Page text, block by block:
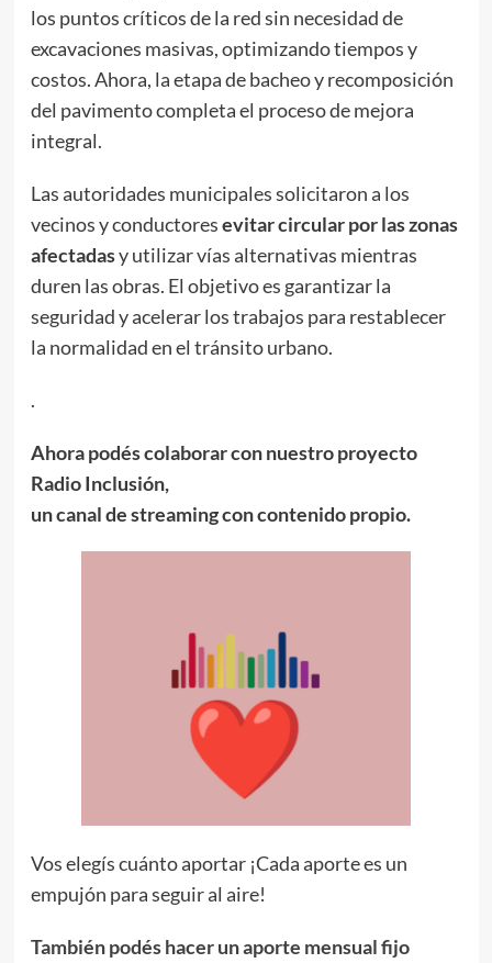
los puntos críticos de la red sin necesidad de
excavaciones masivas, optimizando tiempos y
costos. Ahora, la etapa de bacheo y recomposición
del pavimento completa el proceso de mejora
integral.
Las autoridades municipales solicitaron a los
vecinos y conductoresevitar circular por las zonas
afectadasy utilizar vías alternativas mientras
duren las obras. El objetivo es garantizar la
seguridad y acelerar los trabajos para restablecer
la normalidad en el tránsito urbano.
.
Ahora podés colaborar con nuestro proyecto
Radio Inclusión,
un canal de streaming con contenido propio.
Vos elegís cuánto aportar ¡Cada aporte es un
empujón para seguir al aire!
También podés hacer un aporte mensual fijo